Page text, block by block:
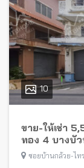
10
ขาย-ให้เช่า
ทอง 4 บางบัว
ซอยบ้านกล้วย-ไท